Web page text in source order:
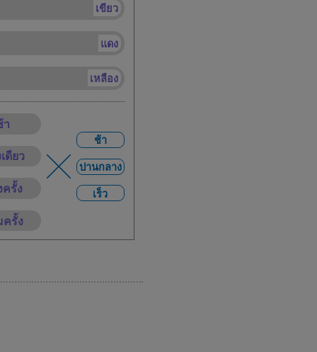
เขียว
แดง
เหลือง
ดียว
รั้ง
รั้ง
ช้า
ปานกลาง
เร็ว